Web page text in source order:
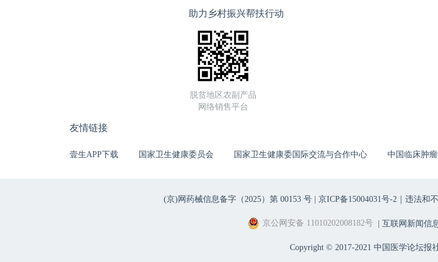
助力乡村振兴帮扶行动
脱贫地区农副产品
网络销售平台
友情链接
壹生APP下载 国家卫生健康委员会 国家卫生健康委国际交流与合作中心 中国临床肿
(京)网药械信息备字（2025）第 00153 号 | 京ICP备15004031号-2｜违法和
京公网安备 11010202008182号| 互联网新闻信
Copyright © 2017-2021 中国医学论坛报